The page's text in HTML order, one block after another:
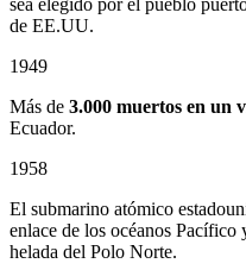
de EE.UU.
1949
Más de 3.000 muertos en un
Ecuador.
1958
El submarino atómico
enlace de los océanos
helada del Polo Norte.